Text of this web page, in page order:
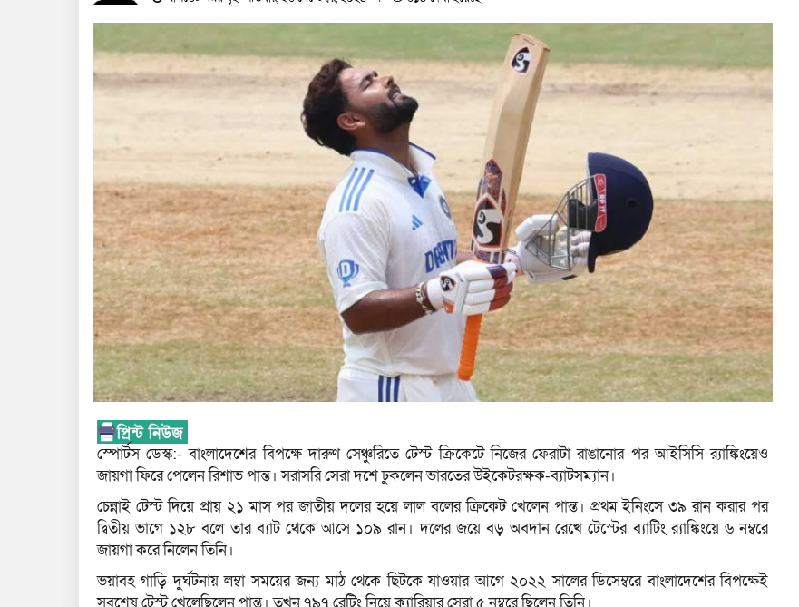
স্পোর্টস ডেস্ক:- বাংলাদেশের বিপক্ষে দারুণ সেঞ্চুরিতে টেস্ট ক্রিকেটে নিজের ফেরাটা রাঙানোর পর আইসিসি র‍্যাঙ্কিংয়েও
জায়গা ফিরে পেলেন রিশাভ পান্ত। সরাসরি সেরা দশে ঢুকলেন ভারতের উইকেটরক্ষক-ব্যাটসম্যান।
চেন্নাই টেস্ট দিয়ে প্রায় ২১ মাস পর জাতীয় দলের হয়ে লাল বলের ক্রিকেট খেলেন পান্ত। প্রথম ইনিংসে ৩৯ রান করার পর
দ্বিতীয় ভাগে ১২৮ বলে তার ব্যাট থেকে আসে ১০৯ রান। দলের জয়ে বড় অবদান রেখে টেস্টের ব্যাটিং র‍্যাঙ্কিংয়ে ৬ নম্বরে
জায়গা করে নিলেন তিনি।
ভয়াবহ গাড়ি দুর্ঘটনায় লম্বা সময়ের জন্য মাঠ থেকে ছিটকে যাওয়ার আগে ২০২২ সালের ডিসেম্বরে বাংলাদেশের বিপক্ষেই